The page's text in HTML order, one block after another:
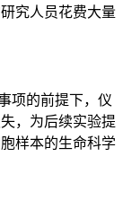
究人员花费大量
项的前提下，仪
，为后续实验提
样本的生命科学